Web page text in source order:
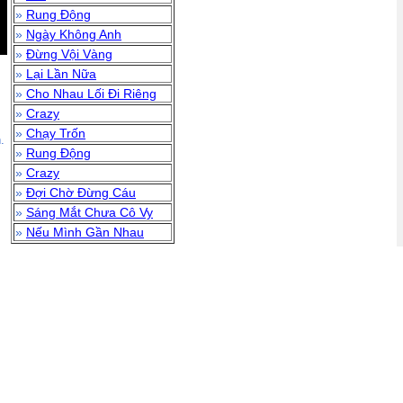
» Rung Động
» Ngày Không Anh
» Đừng Vội Vàng
» Lại Lần Nữa
» Cho Nhau Lối Đi Riêng
» Crazy
» Chạy Trốn
» Rung Động
» Crazy
» Đợi Chờ Đừng Cáu
» Sáng Mắt Chưa Cô Vy
» Nếu Mình Gần Nhau